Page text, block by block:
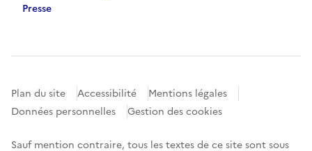
Presse
Plan du site Accessibilité
Mentions légales
Données personnelles
Gestion des cookies
Sauf mention contraire, tous les textes de ce site sont sous